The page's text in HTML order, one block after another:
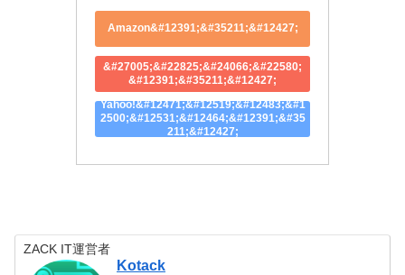
Amazon&#12391;&#35211;&#12427;
&#27005;&#22825;&#24066;&#22580;
&#12391;&#35211;&#12427;
Yahoo!&#12471;&#12519;&#12483;&#1
2500;&#12531;&#12464;&#12391;&#35
211;&#12427;
ZACK IT運営者
Kotack